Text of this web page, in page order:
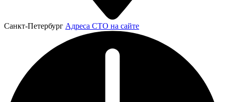
Санкт-Петербург Адреса СТО на сайте